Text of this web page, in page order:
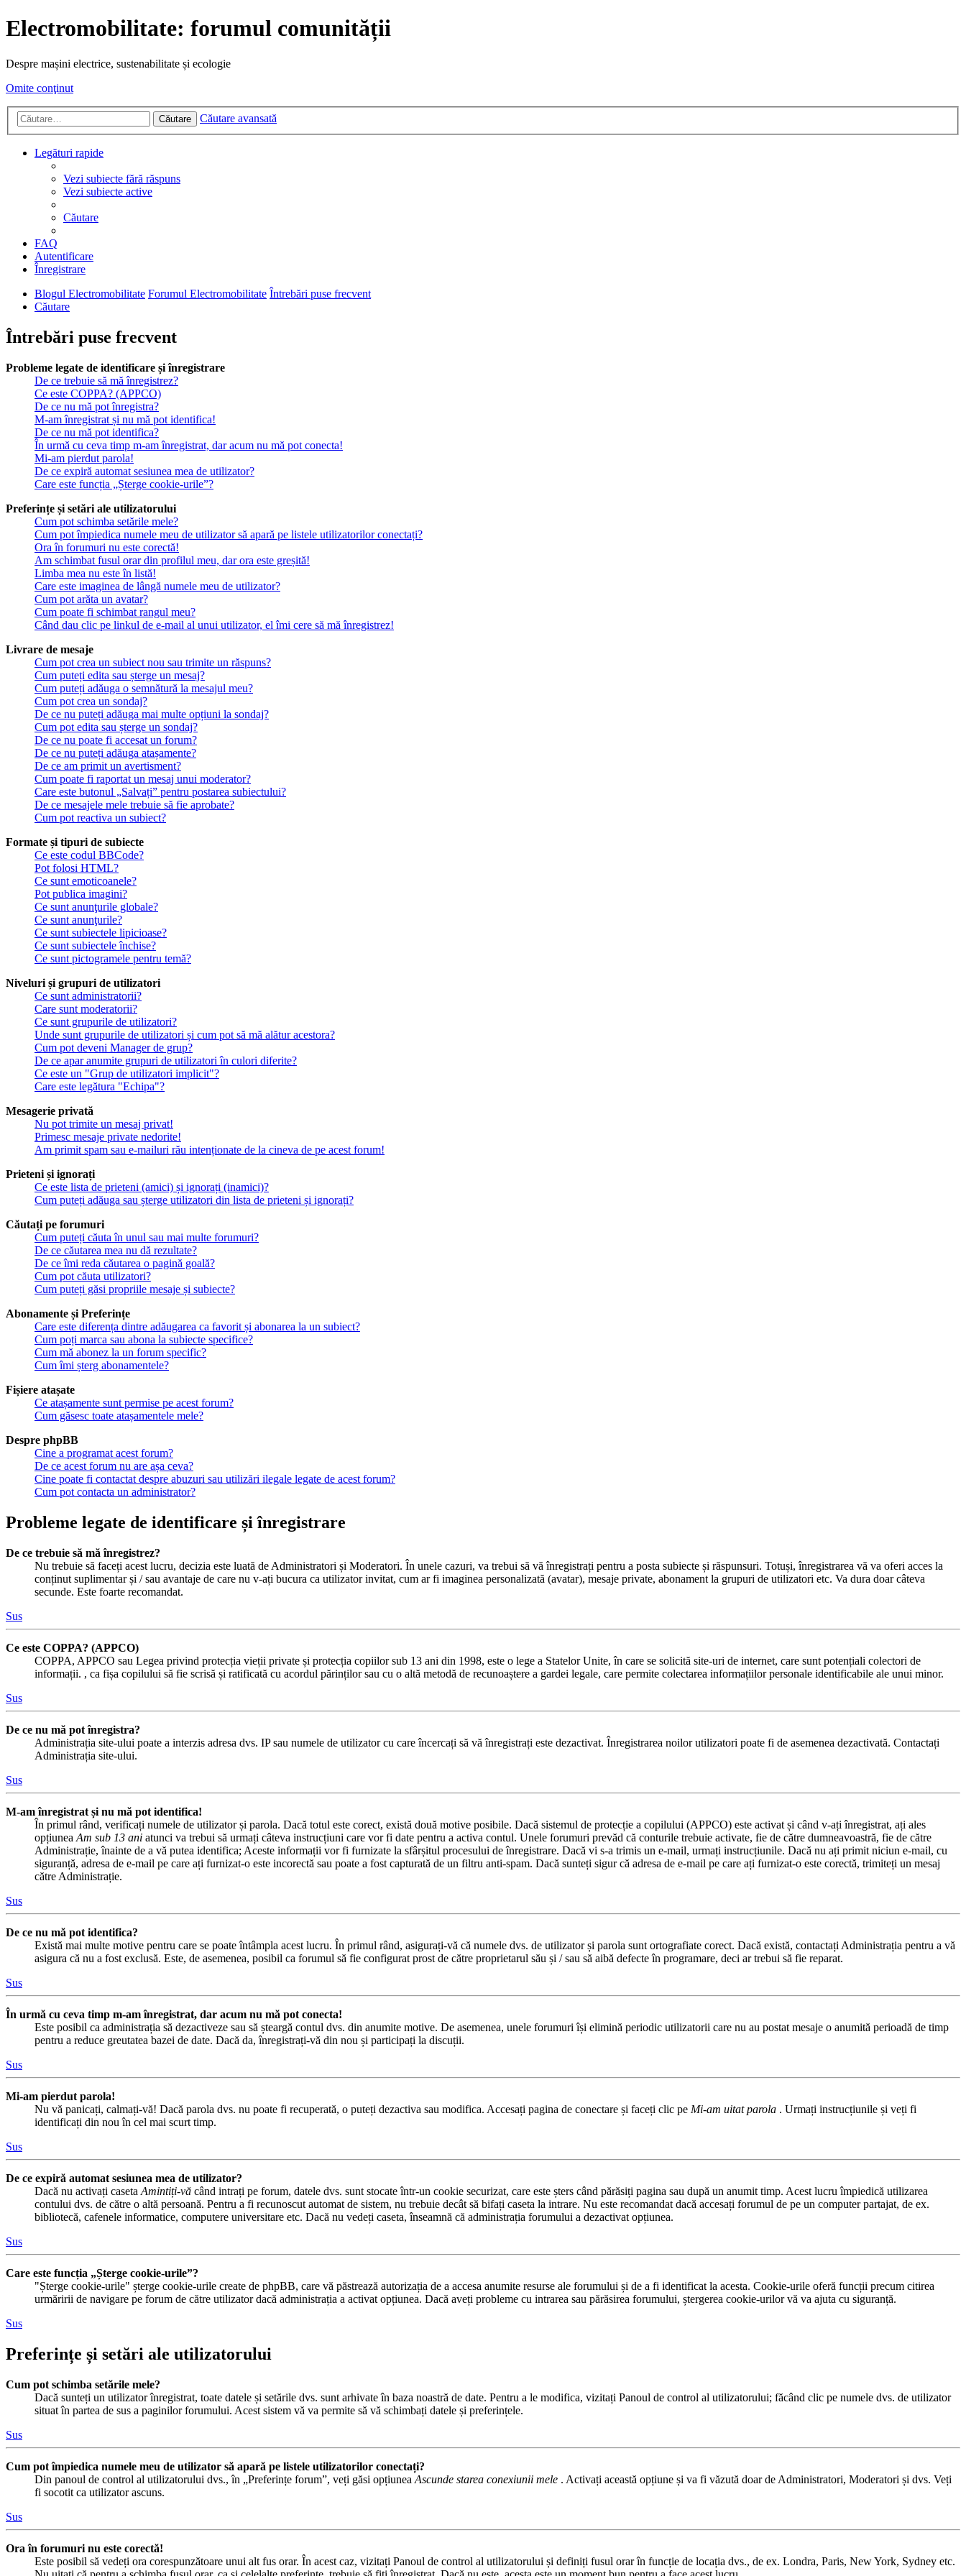
Electromobilitate: forumul comunității
Despre mașini electrice, sustenabilitate și ecologie
Omite conţinut
Căutare Căutare avansată
Legături rapide
Vezi subiecte fără răspuns
Vezi subiecte active
Căutare
FAQ
Autentificare
Înregistrare
Blogul Electromobilitate Forumul Electromobilitate Întrebări puse frecvent
Căutare
Întrebări puse frecvent
Probleme legate de identificare și înregistrare
De ce trebuie să mă înregistrez?
Ce este COPPA? (APPCO)
De ce nu mă pot înregistra?
M-am înregistrat și nu mă pot identifica!
De ce nu mă pot identifica?
În urmă cu ceva timp m-am înregistrat, dar acum nu mă pot conecta!
Mi-am pierdut parola!
De ce expiră automat sesiunea mea de utilizator?
Care este funcția „Șterge cookie-urile”?
Preferințe și setări ale utilizatorului
Cum pot schimba setările mele?
Cum pot împiedica numele meu de utilizator să apară pe listele utilizatorilor conectați?
Ora în forumuri nu este corectă!
Am schimbat fusul orar din profilul meu, dar ora este greșită!
Limba mea nu este în listă!
Care este imaginea de lângă numele meu de utilizator?
Cum pot arăta un avatar?
Cum poate fi schimbat rangul meu?
Când dau clic pe linkul de e-mail al unui utilizator, el îmi cere să mă înregistrez!
Livrare de mesaje
Cum pot crea un subiect nou sau trimite un răspuns?
Cum puteți edita sau șterge un mesaj?
Cum puteți adăuga o semnătură la mesajul meu?
Cum pot crea un sondaj?
De ce nu puteți adăuga mai multe opțiuni la sondaj?
Cum pot edita sau șterge un sondaj?
De ce nu poate fi accesat un forum?
De ce nu puteți adăuga atașamente?
De ce am primit un avertisment?
Cum poate fi raportat un mesaj unui moderator?
Care este butonul „Salvați” pentru postarea subiectului?
De ce mesajele mele trebuie să fie aprobate?
Cum pot reactiva un subiect?
Formate și tipuri de subiecte
Ce este codul BBCode?
Pot folosi HTML?
Ce sunt emoticoanele?
Pot publica imagini?
Ce sunt anunţurile globale?
Ce sunt anunţurile?
Ce sunt subiectele lipicioase?
Ce sunt subiectele închise?
Ce sunt pictogramele pentru temă?
Niveluri și grupuri de utilizatori
Ce sunt administratorii?
Care sunt moderatorii?
Ce sunt grupurile de utilizatori?
Unde sunt grupurile de utilizatori și cum pot să mă alătur acestora?
Cum pot deveni Manager de grup?
De ce apar anumite grupuri de utilizatori în culori diferite?
Ce este un "Grup de utilizatori implicit"?
Care este legătura "Echipa"?
Mesagerie privată
Nu pot trimite un mesaj privat!
Primesc mesaje private nedorite!
Am primit spam sau e-mailuri rău intenționate de la cineva de pe acest forum!
Prieteni și ignorați
Ce este lista de prieteni (amici) și ignorați (inamici)?
Cum puteți adăuga sau șterge utilizatori din lista de prieteni și ignorați?
Căutați pe forumuri
Cum puteți căuta în unul sau mai multe forumuri?
De ce căutarea mea nu dă rezultate?
De ce îmi reda căutarea o pagină goală?
Cum pot căuta utilizatori?
Cum puteți găsi propriile mesaje și subiecte?
Abonamente și Preferințe
Care este diferența dintre adăugarea ca favorit și abonarea la un subiect?
Cum poți marca sau abona la subiecte specifice?
Cum mă abonez la un forum specific?
Cum îmi șterg abonamentele?
Fișiere atașate
Ce atașamente sunt permise pe acest forum?
Cum găsesc toate atașamentele mele?
Despre phpBB
Cine a programat acest forum?
De ce acest forum nu are așa ceva?
Cine poate fi contactat despre abuzuri sau utilizări ilegale legate de acest forum?
Cum pot contacta un administrator?
Probleme legate de identificare și înregistrare
De ce trebuie să mă înregistrez?
Nu trebuie să faceți acest lucru, decizia este luată de Administratori și Moderatori. În unele cazuri, va trebui să vă înregistrați pentru a posta subiecte și răspunsuri. Totuși, înregistrarea vă va oferi acces la
conținut suplimentar și / sau avantaje de care nu v-ați bucura ca utilizator invitat, cum ar fi imaginea personalizată (avatar), mesaje private, abonament la grupuri de utilizatori etc. Va dura doar câteva
secunde. Este foarte recomandat.
Sus
Ce este COPPA? (APPCO)
COPPA, APPCO sau Legea privind protecția vieții private și protecția copiilor sub 13 ani din 1998, este o lege a Statelor Unite, în care se solicită site-uri de internet, care sunt potențiali colectori de
informații. , ca fișa copilului să fie scrisă și ratificată cu acordul părinților sau cu o altă metodă de recunoaștere a gardei legale, care permite colectarea informațiilor personale identificabile ale unui minor.
Sus
De ce nu mă pot înregistra?
Administrația site-ului poate a interzis adresa dvs. IP sau numele de utilizator cu care încercați să vă înregistrați este dezactivat. Înregistrarea noilor utilizatori poate fi de asemenea dezactivată. Contactați
Administrația site-ului.
Sus
M-am înregistrat și nu mă pot identifica!
În primul rând, verificați numele de utilizator și parola. Dacă totul este corect, există două motive posibile. Dacă sistemul de protecție a copilului (APPCO) este activat și când v-ați înregistrat, ați ales
opțiunea Am sub 13 ani atunci va trebui să urmați câteva instrucțiuni care vor fi date pentru a activa contul. Unele forumuri prevăd că conturile trebuie activate, fie de către dumneavoastră, fie de către
Administrație, înainte de a vă putea identifica; Aceste informații vor fi furnizate la sfârșitul procesului de înregistrare. Dacă vi s-a trimis un e-mail, urmați instrucțiunile. Dacă nu ați primit niciun e-mail, cu
siguranță, adresa de e-mail pe care ați furnizat-o este incorectă sau poate a fost capturată de un filtru anti-spam. Dacă sunteți sigur că adresa de e-mail pe care ați furnizat-o este corectă, trimiteți un mesaj
către Administrație.
Sus
De ce nu mă pot identifica?
Există mai multe motive pentru care se poate întâmpla acest lucru. În primul rând, asigurați-vă că numele dvs. de utilizator și parola sunt ortografiate corect. Dacă există, contactați Administrația pentru a vă
asigura că nu a fost exclusă. Este, de asemenea, posibil ca forumul să fie configurat prost de către proprietarul său și / sau să aibă defecte în programare, deci ar trebui să fie reparat.
Sus
În urmă cu ceva timp m-am înregistrat, dar acum nu mă pot conecta!
Este posibil ca administrația să dezactiveze sau să șteargă contul dvs. din anumite motive. De asemenea, unele forumuri își elimină periodic utilizatorii care nu au postat mesaje o anumită perioadă de timp
pentru a reduce greutatea bazei de date. Dacă da, înregistrați-vă din nou și participați la discuții.
Sus
Mi-am pierdut parola!
Nu vă panicați, calmați-vă! Dacă parola dvs. nu poate fi recuperată, o puteți dezactiva sau modifica. Accesați pagina de conectare și faceți clic pe Mi-am uitat parola . Urmați instrucțiunile și veți fi
identificați din nou în cel mai scurt timp.
Sus
De ce expiră automat sesiunea mea de utilizator?
Dacă nu activați caseta Amintiți-vă când intrați pe forum, datele dvs. sunt stocate într-un cookie securizat, care este șters când părăsiți pagina sau după un anumit timp. Acest lucru împiedică utilizarea
contului dvs. de către o altă persoană. Pentru a fi recunoscut automat de sistem, nu trebuie decât să bifați caseta la intrare. Nu este recomandat dacă accesați forumul de pe un computer partajat, de ex.
bibliotecă, cafenele informatice, computere universitare etc. Dacă nu vedeți caseta, înseamnă că administrația forumului a dezactivat opțiunea.
Sus
Care este funcția „Șterge cookie-urile”?
"Șterge cookie-urile" șterge cookie-urile create de phpBB, care vă păstrează autorizația de a accesa anumite resurse ale forumului și de a fi identificat la acesta. Cookie-urile oferă funcții precum citirea
urmăririi de navigare pe forum de către utilizator dacă administrația a activat opțiunea. Dacă aveți probleme cu intrarea sau părăsirea forumului, ștergerea cookie-urilor vă va ajuta cu siguranță.
Sus
Preferințe și setări ale utilizatorului
Cum pot schimba setările mele?
Dacă sunteți un utilizator înregistrat, toate datele și setările dvs. sunt arhivate în baza noastră de date. Pentru a le modifica, vizitați Panoul de control al utilizatorului; făcând clic pe numele dvs. de utilizator
situat în partea de sus a paginilor forumului. Acest sistem vă va permite să vă schimbați datele și preferințele.
Sus
Cum pot împiedica numele meu de utilizator să apară pe listele utilizatorilor conectați?
Din panoul de control al utilizatorului dvs., în „Preferințe forum”, veți găsi opțiunea Ascunde starea conexiunii mele . Activați această opțiune și va fi văzută doar de Administratori, Moderatori și dvs. Veți
fi socotit ca utilizator ascuns.
Sus
Ora în forumuri nu este corectă!
Este posibil să vedeți ora corespunzătoare unui alt fus orar. În acest caz, vizitați Panoul de control al utilizatorului și definiți fusul orar în funcție de locația dvs., de ex. Londra, Paris, New York, Sydney etc.